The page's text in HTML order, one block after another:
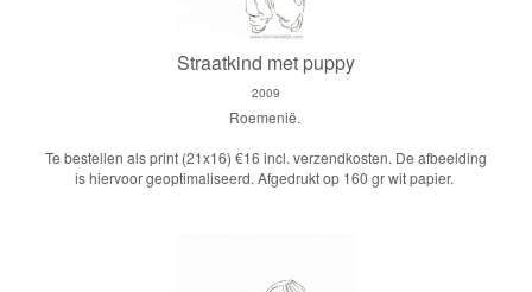
Straatkind met puppy
2009
Roemenië.
Te bestellen als print (21x16) €16 incl. verzendkosten. De afbeelding
is hiervoor geoptimaliseerd. Afgedrukt op 160 gr wit papier.